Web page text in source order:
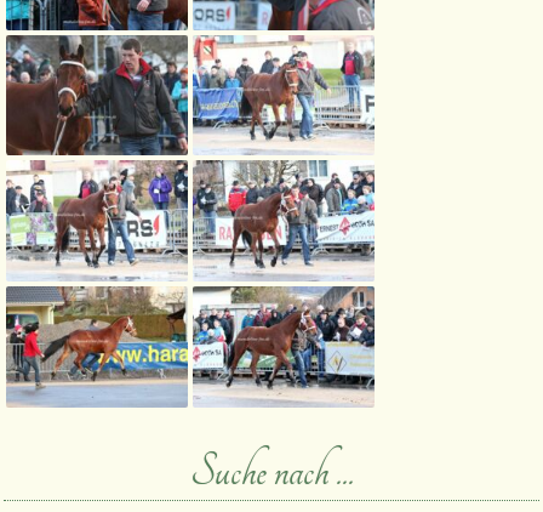
Suche nach ...